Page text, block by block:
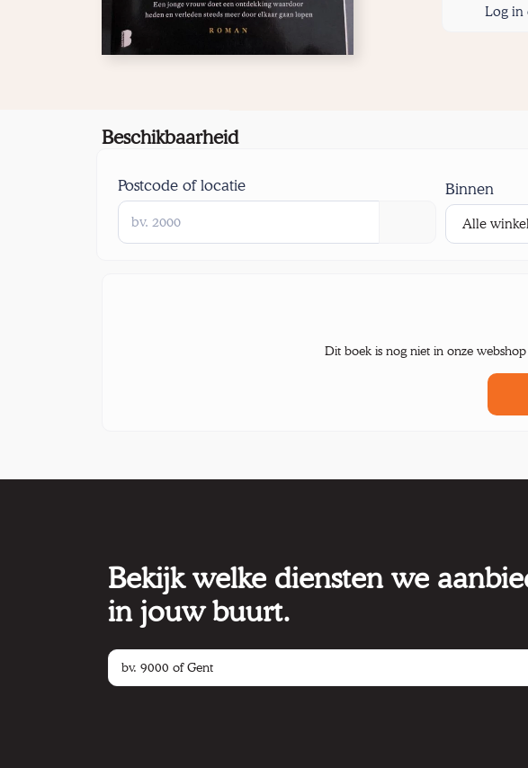
Log in
Beschikbaarheid
Postcode of locatie Binnen
Dit boek is nog niet in onze
Bekijk welke diensten we
in jouw buurt.